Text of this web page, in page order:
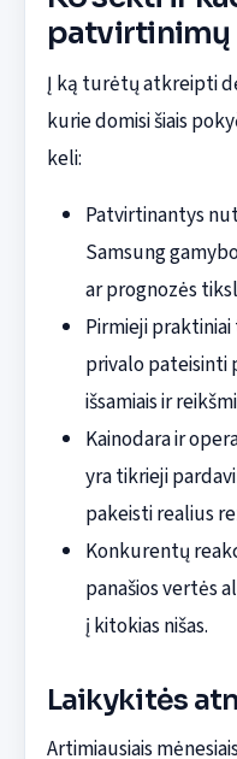
patvirtinimų
Į ką turėtų atkreipti
kurie domisi šiais
keli:
Patvirtinantys
Samsung
ar prognozės
Pirmieji
privalo pateisinti
išsamiais ir
Kainodara ir
yra tikrieji
pakeisti realius
Konkurentų
panašios vertės
į kitokias nišas.
Laikykitės
Artimiausiais